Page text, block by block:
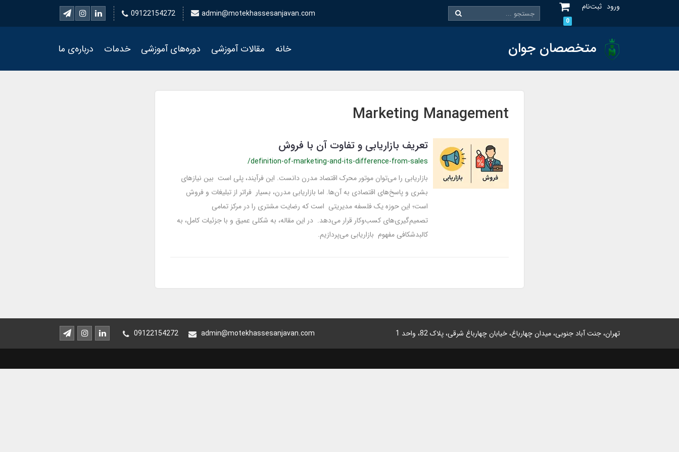
ورود ثبت‌نام
0
09122154272 admin@motekhassesanjavan.com
متخصصان جوان خانه مقالات آموزشی دوره‌های آموزشی خدمات درباره‌ی ما
Marketing Management
تعریف بازاریابی و تفاوت آن با فروش
/definition-of-marketing-and-its-difference-from-sales
بازاریابی را می‌توان موتور محرک اقتصاد مدرن دانست. این فرآیند، پلی است بین نیازهای
بشری و پاسخ‌های اقتصادی به آن‌ها. اما بازاریابی مدرن، بسیار فراتر از تبلیغات و فروش
است؛ این حوزه یک فلسفه مدیریتی است که رضایت مشتری را در مرکز تمامی
تصمیم‌گیری‌های کسب‌وکار قرار می‌دهد. در این مقاله، به شکلی عمیق و با جزئیات کامل، به
کالبدشکافی مفهوم بازاریابی می‌پردازیم.
تهران، جنت آباد جنوبی، میدان چهارباغ، خیابان چهارباغ شرقی، پلاک 82، واحد 1 09122154272 admin@motekhassesanjavan.com